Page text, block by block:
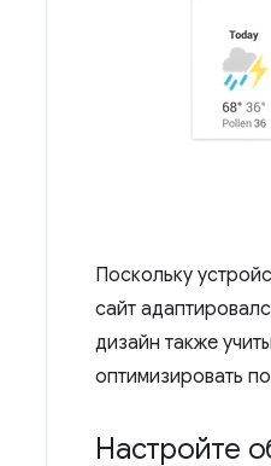
Поскольку
сайт
дизайн также
оптимизировать
Настройте